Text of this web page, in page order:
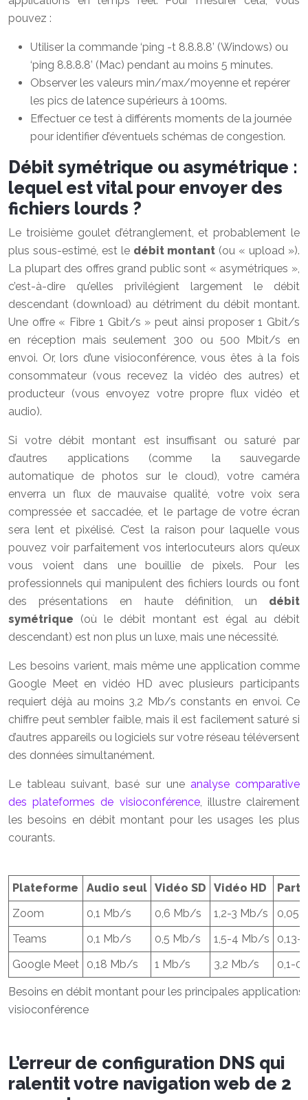
pouvez :
Utiliser la commande ‘ping -t 8.8.8.8’ (Windows) ou
‘ping 8.8.8.8’ (Mac) pendant au moins 5 minutes.
Observer les valeurs min/max/moyenne et repérer
les pics de latence supérieurs à 100ms.
Effectuer ce test à différents moments de la journée
pour identifier d’éventuels schémas de congestion.
Débit symétrique ou asymétrique :
lequel est vital pour envoyer des
fichiers lourds ?
Le troisième goulet d’étranglement, et probablement le
plus sous-estimé, est le débit montant (ou « upload »).
La plupart des offres grand public sont « asymétriques »,
c’est-à-dire qu’elles privilégient largement le débit
descendant (download) au détriment du débit montant.
Une offre « Fibre 1 Gbit/s » peut ainsi proposer 1 Gbit/s
en réception mais seulement 300 ou 500 Mbit/s en
envoi. Or, lors d’une visioconférence, vous êtes à la fois
consommateur (vous recevez la vidéo des autres) et
producteur (vous envoyez votre propre flux vidéo et
audio).
Si votre débit montant est insuffisant ou saturé par
d’autres applications (comme la sauvegarde
automatique de photos sur le cloud), votre caméra
enverra un flux de mauvaise qualité, votre voix sera
compressée et saccadée, et le partage de votre écran
sera lent et pixélisé. C’est la raison pour laquelle vous
pouvez voir parfaitement vos interlocuteurs alors qu’eux
vous voient dans une bouillie de pixels. Pour les
professionnels qui manipulent des fichiers lourds ou font
des présentations en haute définition, un débit
symétrique (où le débit montant est égal au débit
descendant) est non plus un luxe, mais une nécessité.
Les besoins varient, mais même une application comme
Google Meet en vidéo HD avec plusieurs participants
requiert déjà au moins 3,2 Mb/s constants en envoi. Ce
chiffre peut sembler faible, mais il est facilement saturé si
d’autres appareils ou logiciels sur votre réseau téléversent
des données simultanément.
Le tableau suivant, basé sur une analyse comparative
des plateformes de visioconférence, illustre clairement
les besoins en débit montant pour les usages les plus
courants.
Besoins en débit montant pour les principales applications
visioconférence
Plateforme Audio seul Vidéo SD Vidéo HD
Zoom
0,1 Mb/s 0,6 Mb/s 1,2-3 Mb/s
0,05-
Teams
0,1 Mb/s 0,5 Mb/s 1,5-4 Mb/s
0,13-
Google Meet
0,18 Mb/s 1 Mb/s 3,2 Mb/s 0,1-
L’erreur de configuration DNS qui
ralentit votre navigation web de 2